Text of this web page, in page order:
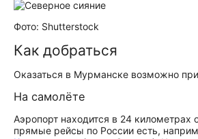
Фото: Shutterstock
Как добраться
Оказаться в Мурманске возможно
На самолёте
Аэропорт находится в 24
прямые рейсы по России есть,